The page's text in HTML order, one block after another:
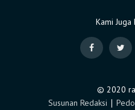
Kami Juga
© 2020
Susunan Redaksi ∣